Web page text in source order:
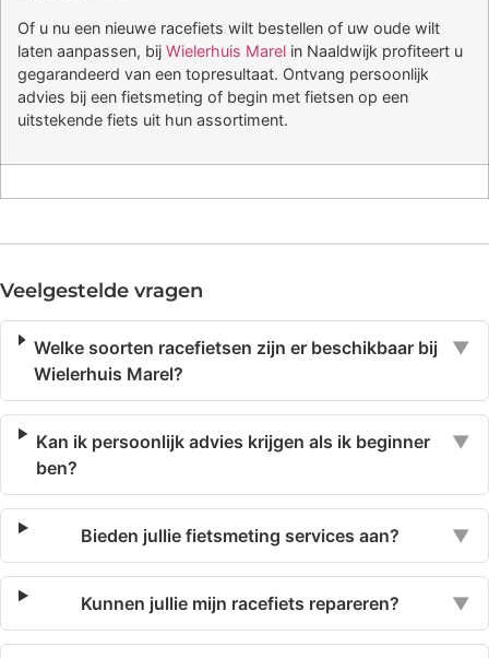
Of u nu een nieuwe racefiets wilt bestellen of uw oude wilt
laten aanpassen, bij Wielerhuis Marel in Naaldwijk profiteert u
gegarandeerd van een topresultaat. Ontvang persoonlijk
advies bij een fietsmeting of begin met fietsen op een
uitstekende fiets uit hun assortiment.
Veelgestelde vragen
Welke soorten racefietsen zijn er beschikbaar bij
Wielerhuis Marel?
▼
Kan ik persoonlijk advies krijgen als ik beginner
ben?
▼
Bieden jullie fietsmeting services aan? ▼
Kunnen jullie mijn racefiets repareren? ▼